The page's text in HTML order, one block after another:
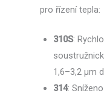
pro řízení tepla:
310S:
1,6–3,2 μm
314: